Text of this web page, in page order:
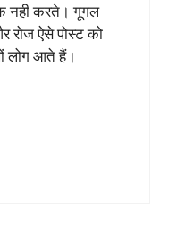
नही करते। गूगल
रोज ऐसे पोस्ट को
लोग आते हैं।